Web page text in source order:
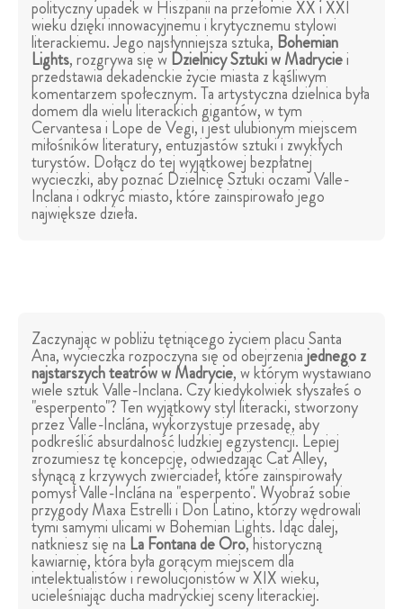
polityczny upadek w Hiszpanii na przełomie XX i XXI
wieku dzięki innowacyjnemu i krytycznemu stylowi
literackiemu. Jego najsłynniejsza sztuka, Bohemian
Lights, rozgrywa się wDzielnicy Sztuki w Madryciei
przedstawia dekadenckie życie miasta z kąśliwym
komentarzem społecznym. Ta artystyczna dzielnica była
domem dla wielu literackich gigantów, w tym
Cervantesa i Lope de Vegi, i jest ulubionym miejscem
miłośników literatury, entuzjastów sztuki i zwykłych
turystów. Dołącz do tej wyjątkowej bezpłatnej
wycieczki, aby poznać Dzielnicę Sztuki oczami Valle-
Inclana i odkryć miasto, które zainspirowało jego
największe dzieła.
Zaczynając w pobliżu tętniącego życiem placu Santa
Ana, wycieczka rozpoczyna się od obejrzeniajednego z
najstarszych teatrów w Madrycie, w którym wystawiano
wiele sztuk Valle-Inclana. Czy kiedykolwiek słyszałeś o
"esperpento"? Ten wyjątkowy styl literacki, stworzony
przez Valle-Inclána, wykorzystuje przesadę, aby
podkreślić absurdalność ludzkiej egzystencji. Lepiej
zrozumiesz tę koncepcję, odwiedzając Cat Alley,
słynącą z krzywych zwierciadeł, które zainspirowały
pomysł Valle-Inclána na "esperpento". Wyobraź sobie
przygody Maxa Estrelli i Don Latino, którzy wędrowali
tymi samymi ulicami w Bohemian Lights. Idąc dalej,
natkniesz się na La Fontana de Oro, historyczną
kawiarnię, która była gorącym miejscem dla
intelektualistów i rewolucjonistów w XIX wieku,
ucieleśniając ducha madryckiej sceny literackiej.